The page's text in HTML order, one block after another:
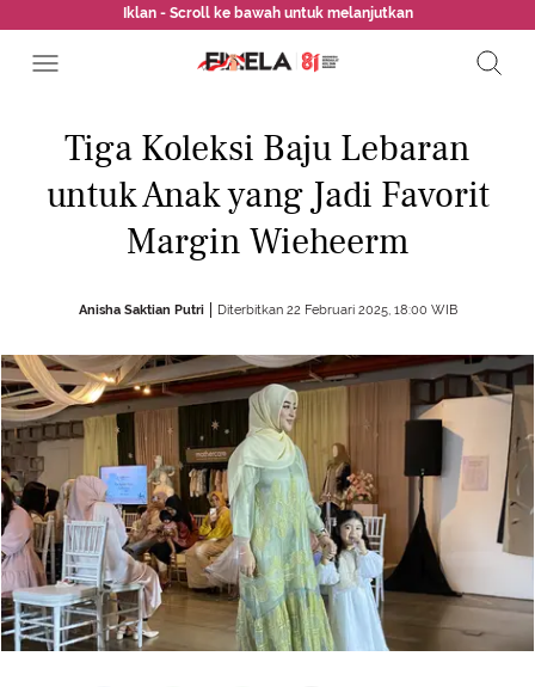
Iklan - Scroll ke bawah untuk melanjutkan
Tiga Koleksi Baju Lebaran
untuk Anak yang Jadi Favorit
Margin Wieheerm
Anisha Saktian Putri Diterbitkan 22 Februari 2025, 18:00 WIB